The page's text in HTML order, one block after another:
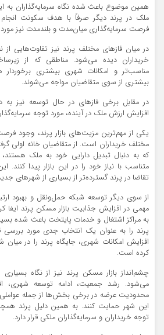
همین موضوع باعث شده نگاه سرمایه‌گذاران به
ملک در پرند دیگر صرفاً با هدف سکونت
فرصت سرمایه‌گذاری میان‌مدت و بلندمدت نیز مورد
در میان فازهای مختلف پرند نیز تفاوت‌هایی از
خریداران دیده می‌شود. مناطقی که از
مناسب‌تر و امکانات شهری بیشتری برخوردار
بیشتری از سوی متقاضیان مواجه می‌شوند.
در مقابل برخی فازهای در حال توسعه نیز
افزایش ارزش ملک در آینده، مورد توجه
یکی از مهم‌ترین مزیت‌های بازار پرند، وجود
مختلف خریداران است. از متقاضیان خانه اولی
که به دنبال تبدیل دارایی خود به ملک
متناسب با نیاز خود را در این بازار پیدا
تقاضا در پرند گسترده‌تر از بسیاری از شهرهای
از سوی دیگر توسعه شبکه حمل‌ونقل و بهبود
مهمی در افزایش جذابیت بازار مسکن پرند
به مراکز اشتغال و خدمات پایتخت باعث شده
پرند را به عنوان یک انتخاب جدی مورد بررسی
افزایش امکانات شهری، جایگاه پرند را در
کرده است.
چشم‌انداز بازار مسکن پرند نیز از نگاه بسیاری
می‌شود. رشد جمعیت، ادامه توسعه شهری،
محدودیت عرضه در برخی بخش‌ها از جمله عواملی
این شهر حمایت کنند. به همین دلیل پرند
توجه خریداران و سرمایه‌گذاران ملکی قرار دارد.